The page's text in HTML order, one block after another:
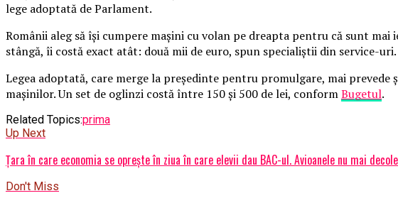
lege adoptată de Parlament.
Românii aleg să îşi cumpere maşini cu volan pe dreapta pentru că sunt mai
stângă, îi costă exact atât: două mii de euro, spun specialiştii din service-uri.
Legea adoptată, care merge la preşedinte pentru promulgare, mai
maşinilor. Un set de oglinzi costă între 150 şi 500 de lei, conformBugetul.
Related Topics:prima
Up Next
Țara în care economia se oprește în ziua în care elevii dau BAC-ul. Avioanele nu mai
Don't Miss